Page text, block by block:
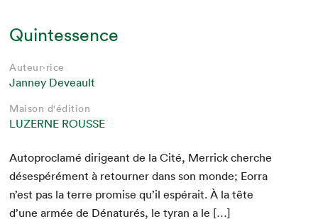
Quintessence
Auteur·rice
Janney Deveault
Maison d'édition
LUZERNE ROUSSE
Auto­proclamé dirigeant de la Cité, Mer­rick cherche
dés­espéré­ment à retourn­er dans son monde; Eor­ra
n’est pas la terre promise qu’il espérait. À la tête
d’une armée de Dénaturés, le tyran a le […]